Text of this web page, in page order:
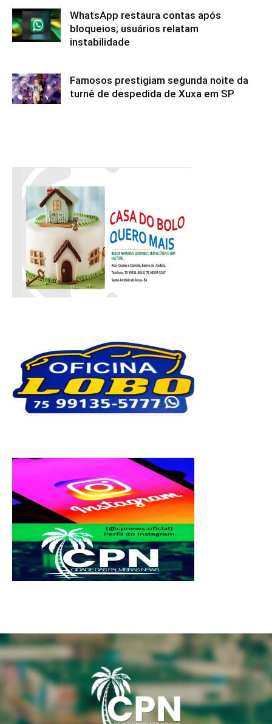
WhatsApp restaura contas após
bloqueios; usuários relatam
instabilidade
Famosos prestigiam segunda noite da
turnê de despedida de Xuxa em SP